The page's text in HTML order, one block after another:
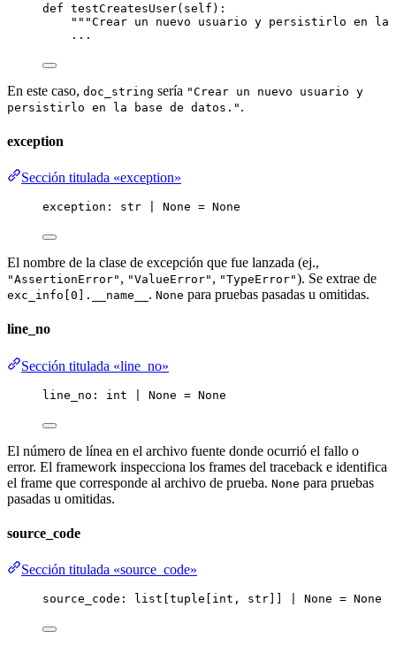
def testCreatesUser( self ) :
"""Crear un nuevo usuario y persistirlo en la
...
En este caso, doc_string sería "Crear un nuevo usuario y
persistirlo en la base de datos." .
exception
Sección titulada «exception»
exception: str None = None
El nombre de la clase de excepción que fue lanzada (ej.,
"AssertionError" , "ValueError" , "TypeError"). Se extrae de
exc_info[0].__name__ . None para pruebas pasadas u omitidas.
line_no
Sección titulada «line_no»
line_no: int None = None
El número de línea en el archivo fuente donde ocurrió el fallo o
error. El framework inspecciona los frames del traceback e identifica
el frame que corresponde al archivo de prueba. None para pruebas
pasadas u omitidas.
source_code
Sección titulada «source_code»
source_code: list[tuple[ int , str None = None